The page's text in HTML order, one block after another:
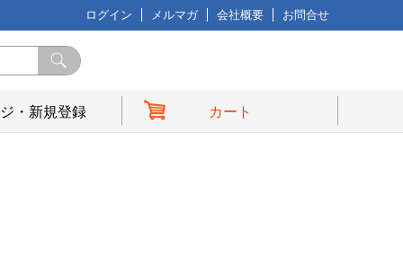
ログイン メルマガ 会社概要 お問合せ
・新規登録 カート